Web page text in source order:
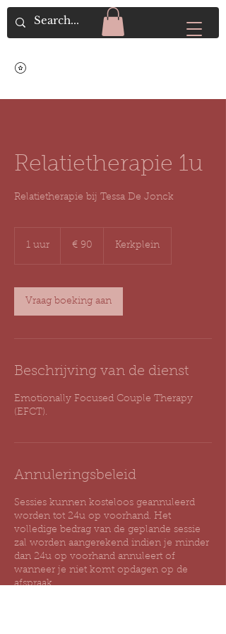
Relatietherapie 1u
Relatietherapie bij Tessa De Jonck
1 uur
euro
€ 90 Kerkplein
Vraag boeking aan
Beschrijving van de dienst
Emotionally Focused Couple Therapy
(EFCT).
Annuleringsbeleid
Sessies kunnen kosteloos geannuleerd
worden tot 24u op voorhand. Het
volledige bedrag van de geplande sessie
zal worden aangerekend indien je minder
dan 24u op voorhand annuleert of
wanneer je niet komt opdagen op de
afspraak.